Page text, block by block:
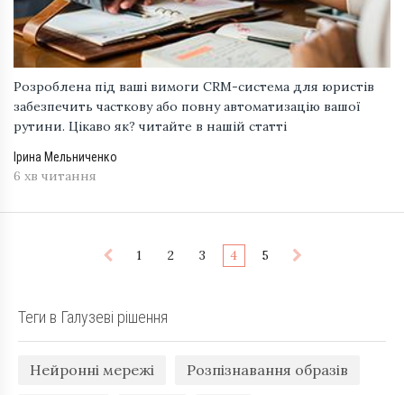
Розроблена під ваші вимоги CRM-система для юристів
забезпечить часткову або повну автоматизацію вашої
рутини. Цікаво як? читайте в нашій статті
Ірина Мельниченко
6 хв читання
1 2 3 4 5
Теги в Галузеві рішення
Нейронні мережі Розпізнавання образів